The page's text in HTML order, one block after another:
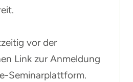
vor der
Link zur Anmeldung
Seminarplattform.